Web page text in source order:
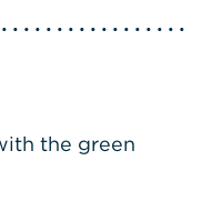
the green